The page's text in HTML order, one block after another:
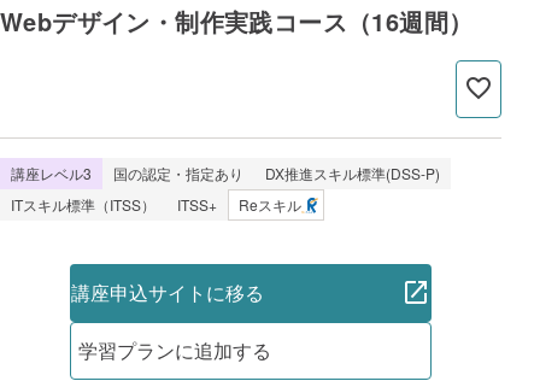
Webデザイン・制作実践コース（16週間）
講座レベル3 国の認定・指定あり
DX推進スキル標準(DSS-P)
ITスキル標準（ITSS）
ITSS+ Reスキル
講座申込サイトに移る
学習プランに追加する